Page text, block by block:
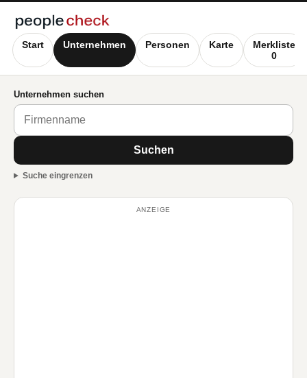
Start Unternehmen Personen Karte
Merkliste
0
Unternehmen suchen
Suchen
Suche eingrenzen
ANZEIGE